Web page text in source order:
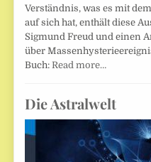
Verständnis, was es mit
auf sich hat, enthält diese
Sigmund Freud und einen
über
Buch: Read more…
Die Astralwelt